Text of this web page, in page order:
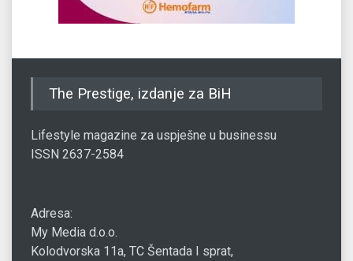
The Prestige, izdanje za BiH
Lifestyle magazine za uspješne u businessu
ISSN 2637-2584
Adresa:
My Media d.o.o.
Kolodvorska 11a, TC Šentada I sprat,